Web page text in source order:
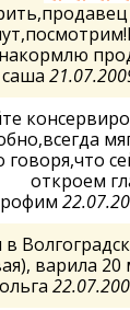
накормлю
саша
откроем
варила 20
ольга